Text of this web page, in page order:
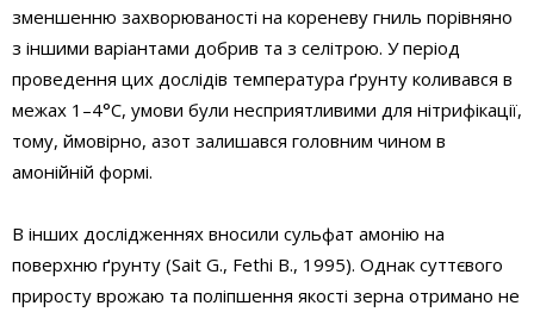
зменшенню захворюваності на кореневу гниль порівняно
з іншими варіантами добрив та з селітрою. У період
проведення цих дослідів температура ґрунту коливався в
межах 1–4°С, умови були несприятливими для нітрифікації,
тому, ймовірно, азот залишався головним чином в
амонійній формі.
В інших дослідженнях вносили сульфат амонію на
поверхню ґрунту (Sait G., Fethi B., 1995). Однак суттєвого
приросту врожаю та поліпшення якості зерна отримано не